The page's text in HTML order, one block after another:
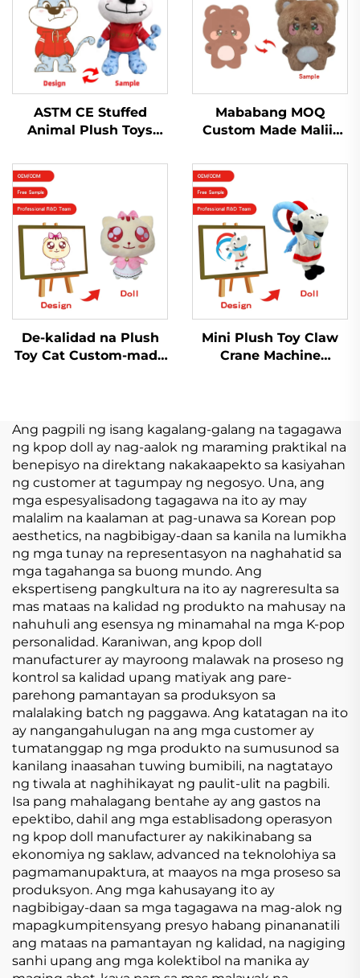
ASTM CE Stuffed
Animal Plush Toys
Soft Plush Toy For Sale
Mababang MOQ
Custom Made Maliit
Keychain na Custom
na Plush Keychain
De-kalidad na Plush
Toy Cat Custom-made
Mini Plush Toy Claw
Crane Machine
customize na Plush
Keychain
Ang pagpili ng isang kagalang-galang na tagagawa
ng kpop doll ay nag-aalok ng maraming praktikal na
benepisyo na direktang nakakaapekto sa kasiyahan
ng customer at tagumpay ng negosyo. Una, ang
mga espesyalisadong tagagawa na ito ay may
malalim na kaalaman at pag-unawa sa Korean pop
aesthetics, na nagbibigay-daan sa kanila na lumikha
ng mga tunay na representasyon na naghahatid sa
mga tagahanga sa buong mundo. Ang
ekspertiseng pangkultura na ito ay nagreresulta sa
mas mataas na kalidad ng produkto na mahusay na
nahuhuli ang esensya ng minamahal na mga K-pop
personalidad. Karaniwan, ang kpop doll
manufacturer ay mayroong malawak na proseso ng
kontrol sa kalidad upang matiyak ang pare-
parehong pamantayan sa produksyon sa
malalaking batch ng paggawa. Ang katatagan na ito
ay nangangahulugan na ang mga customer ay
tumatanggap ng mga produkto na sumusunod sa
kanilang inaasahan tuwing bumibili, na nagtatayo
ng tiwala at naghihikayat ng paulit-ulit na pagbili.
Isa pang mahalagang bentahe ay ang gastos na
epektibo, dahil ang mga establisadong operasyon
ng kpop doll manufacturer ay nakikinabang sa
ekonomiya ng saklaw, advanced na teknolohiya sa
pagmamanupaktura, at maayos na mga proseso sa
produksyon. Ang mga kahusayang ito ay
nagbibigay-daan sa mga tagagawa na mag-alok ng
mapagkumpitensyang presyo habang pinananatili
ang mataas na pamantayan ng kalidad, na nagiging
sanhi upang ang mga kolektibol na manika ay